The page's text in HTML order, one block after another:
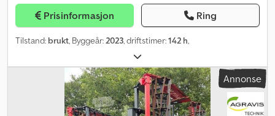
Prisinformasjon Ring
Tilstand: brukt, Byggeår:2023, driftstimer:142 h,
Annonse